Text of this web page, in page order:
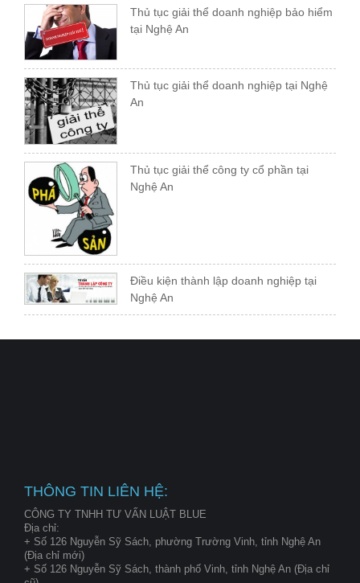
Thủ tục giải thể doanh nghiệp bảo hiểm
tại Nghệ An
Thủ tục giải thể doanh nghiệp tại Nghệ
An
Thủ tục giải thể công ty cổ phần tại
Nghệ An
Điều kiện thành lập doanh nghiệp tại
Nghệ An
THÔNG TIN LIÊN HỆ:
CÔNG TY TNHH TƯ VẤN LUẬT BLUE
Địa chỉ:
+ Số 126 Nguyễn Sỹ Sách, phường Trường Vinh, tỉnh Nghệ An
(Địa chỉ mới)
+ Số 126 Nguyễn Sỹ Sách, thành phố Vinh, tỉnh Nghệ An (Địa chỉ